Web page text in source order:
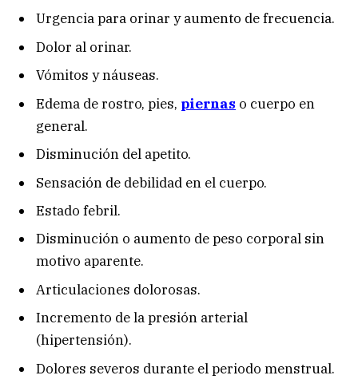
Urgencia para orinar y aumento de frecuencia.
Dolor al orinar.
Vómitos y náuseas.
Edema de rostro, pies, piernas o cuerpo en
general.
Disminución del apetito.
Sensación de debilidad en el cuerpo.
Estado febril.
Disminución o aumento de peso corporal sin
motivo aparente.
Articulaciones dolorosas.
Incremento de la presión arterial
(hipertensión).
Dolores severos durante el periodo menstrual.